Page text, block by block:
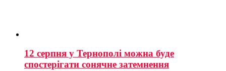
12 серпня у Тернополі можна буде
спостерігати сонячне затемнення